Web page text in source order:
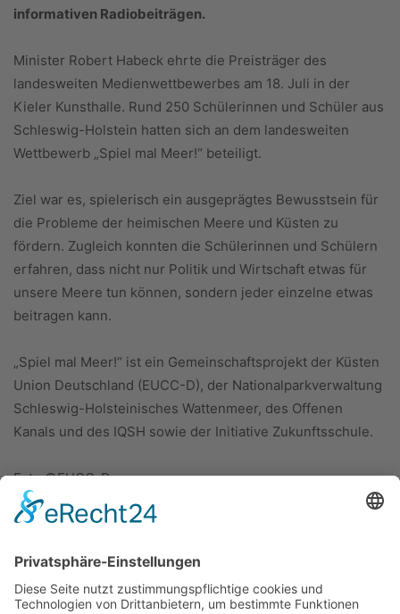
informativen Radiobeiträgen.
Minister Robert Habeck ehrte die Preisträger des
landesweiten Medienwettbewerbes am 18. Juli in der
Kieler Kunsthalle. Rund 250 Schülerinnen und Schüler aus
Schleswig-Holstein hatten sich an dem landesweiten
Wettbewerb „Spiel mal Meer!“ beteiligt.
Ziel war es, spielerisch ein ausgeprägtes Bewusstsein für
die Probleme der heimischen Meere und Küsten zu
fördern. Zugleich konnten die Schülerinnen und Schülern
erfahren, dass nicht nur Politik und Wirtschaft etwas für
unsere Meere tun können, sondern jeder einzelne etwas
beitragen kann.
„Spiel mal Meer!“ ist ein Gemeinschaftsprojekt der Küsten
Union Deutschland (EUCC-D), der Nationalparkverwaltung
Schleswig-Holsteinisches Wattenmeer, des Offenen
Kanals und des IQSH sowie der Initiative Zukunftsschule.
Foto:©EUCC-D